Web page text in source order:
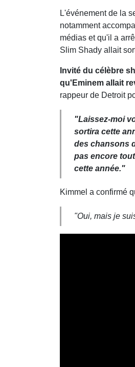
L'événement de la
notamment
médias et qu'il a
Slim Shady allait
Invité du célèbre
qu'Eminem allait
rappeur de Detroit
"Laissez-moi
sortira cette
des chansons
pas encore
cette année."
Kimmel a confirmé
"Oui, mais je